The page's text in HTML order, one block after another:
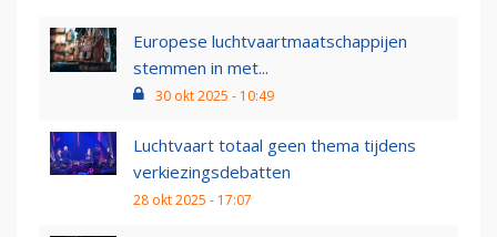
Europese luchtvaartmaatschappijen
stemmen in met...
30 okt 2025 - 10:49
Luchtvaart totaal geen thema tijdens
verkiezingsdebatten
28 okt 2025 - 17:07